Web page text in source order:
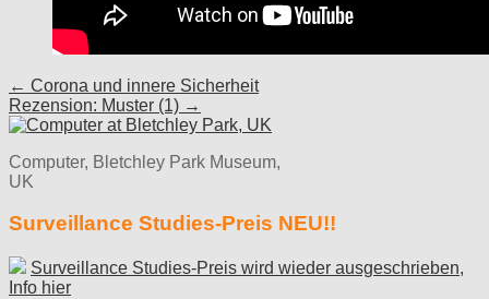
Post
navigation
← Corona und innere Sicherheit
Rezension: Muster (1) →
Computer, Bletchley Park Museum,
UK
Surveillance Studies-Preis NEU!!
Surveillance Studies-Preis wird wieder ausgeschrieben,
Info hier